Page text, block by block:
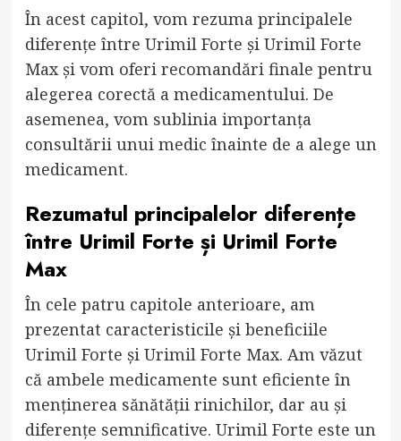
În acest capitol, vom rezuma principalele
diferențe între Urimil Forte și Urimil Forte
Max și vom oferi recomandări finale pentru
alegerea corectă a medicamentului. De
asemenea, vom sublinia importanța
consultării unui medic înainte de a alege un
medicament.
Rezumatul principalelor diferențe
între Urimil Forte și Urimil Forte
Max
În cele patru capitole anterioare, am
prezentat caracteristicile și beneficiile
Urimil Forte și Urimil Forte Max. Am văzut
că ambele medicamente sunt eficiente în
menținerea sănătății rinichilor, dar au și
diferențe semnificative. Urimil Forte este un